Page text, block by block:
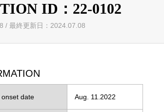
ID：22-0102
/ 最終更新日：2024.07.08
onset date Aug. 11.2022